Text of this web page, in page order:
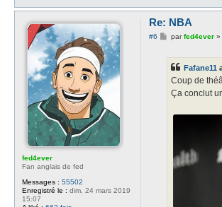
fed4ever
Fan anglais de fed
Messages : 55502
Enregistré le : dim. 24 mars 2019
15:07
Re: NBA
#6
M
a
g
parfed4ever
Fafane11
Coup de
Ça conclut